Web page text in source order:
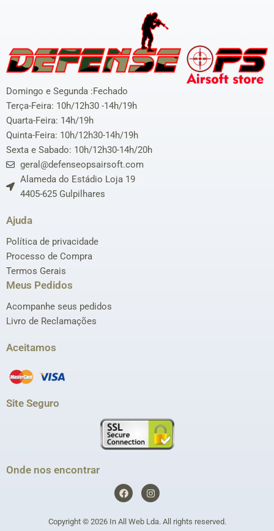
Domingo e Segunda :Fechado
Terça-Feira: 10h/12h30 -14h/19h
Quarta-Feira: 14h/19h
Quinta-Feira: 10h/12h30-14h/19h
Sexta e Sabado: 10h/12h30-14h/20h
geral@defenseopsairsoft.com
Alameda do Estádio Loja 19
4405-625 Gulpilhares
Ajuda
Política de privacidade
Processo de Compra
Termos Gerais
Meus Pedidos
Acompanhe seus pedidos
Livro de Reclamações
Aceitamos
Site Seguro
Onde nos encontrar
F
a
e
b
I
n
a
Copyright © 2026 In All Web Lda. All rights reserved.